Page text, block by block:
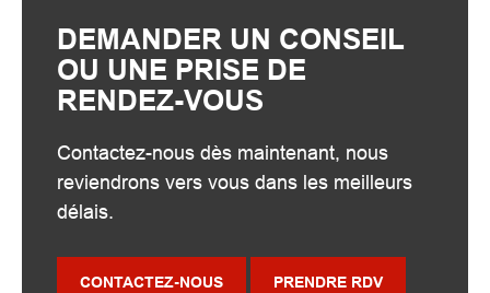
DEMANDER UN CONSEIL
OU UNE PRISE DE
RENDEZ-VOUS
Contactez-nous dès maintenant, nous
reviendrons vers vous dans les meilleurs
délais.
CONTACTEZ-NOUS PRENDRE RDV